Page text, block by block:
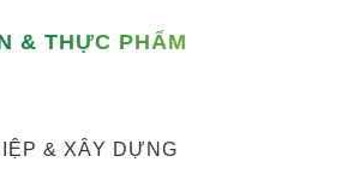
& THỰC PHẨM
& XÂY DỰNG